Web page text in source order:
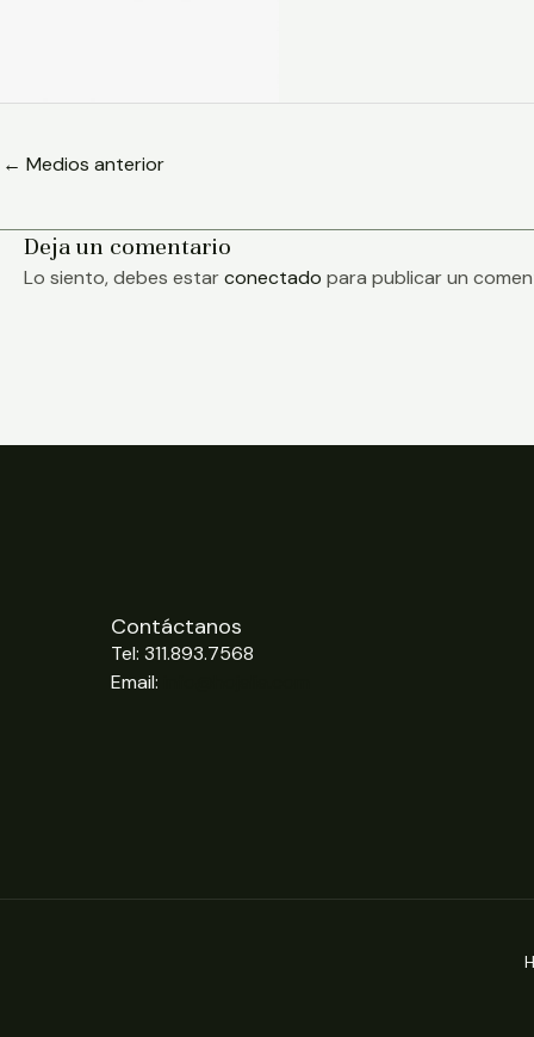
← Medios anterior
Deja un comentario
Lo siento, debes estarconectado para publicar un
Contáctanos
Tel: 311.893.7568
Email: